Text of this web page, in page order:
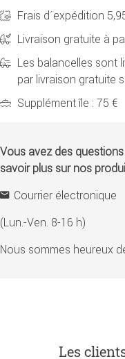
Frais d´expédition
Livraison gratuite à
Les balancelles sont
par livraison gratuite
Supplément île : 75 €
Vous avez des
savoir plus sur nos
Courrier électronique
(Lun.-Ven. 8-16 h)
Nous sommes heureux
Les